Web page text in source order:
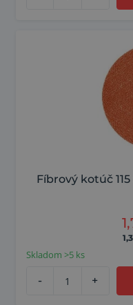
Fíbrový kotúč
Skladom >5 ks
- +